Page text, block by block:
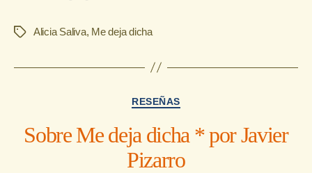
EtiquetasAlicia Saliva, Me deja dicha
Categorías
RESEÑAS
Sobre Me deja dicha * por Javier
Pizarro